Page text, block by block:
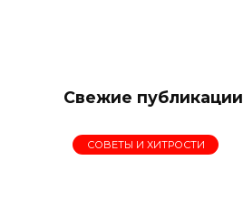
Свежие публикации
СОВЕТЫ И ХИТРОСТИ